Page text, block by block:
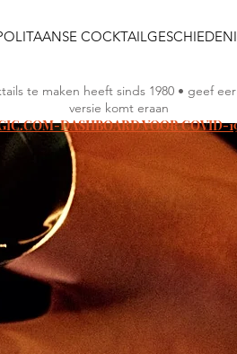
te maken heeft sinds 1980 • geef
versie komt eraan
DASHBOARD VOOR COVID-